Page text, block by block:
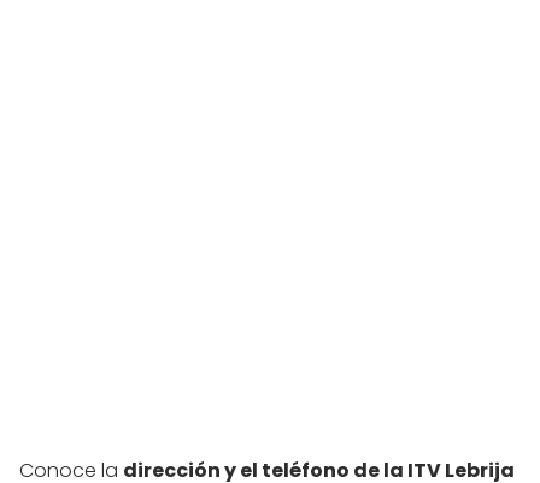
Conoce la dirección y el teléfono de la ITV Lebrija